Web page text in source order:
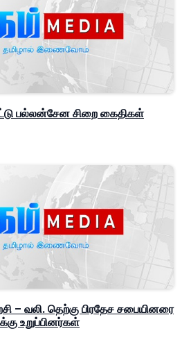
பல்லன்சேன சிறை கைதிகள்
– வலி. தெற்கு பிரதேச சபையினரை
உறுப்பினர்கள்